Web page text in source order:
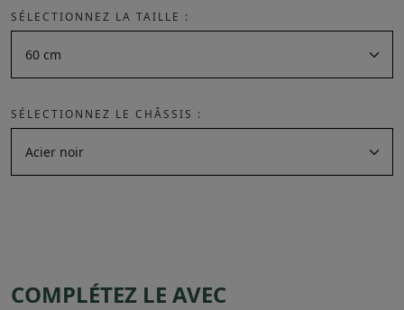
SÉLECTIONNEZ LA TAILLE :
SÉLECTIONNEZ LE CHÂSSIS :
COMPLÉTEZ LE AVEC